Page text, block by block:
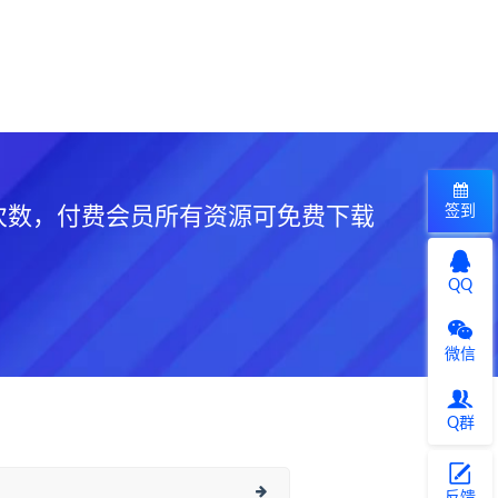
，付费会员所有资源可免费下载 签到
QQ
微信
Q群